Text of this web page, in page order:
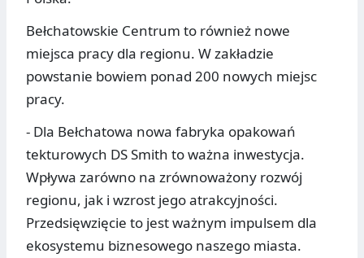
Bełchatowskie Centrum to również nowe
miejsca pracy dla regionu. W zakładzie
powstanie bowiem ponad 200 nowych miejsc
pracy.
- Dla Bełchatowa nowa fabryka opakowań
tekturowych DS Smith to ważna inwestycja.
Wpływa zarówno na zrównoważony rozwój
regionu, jak i wzrost jego atrakcyjności.
Przedsięwzięcie to jest ważnym impulsem dla
ekosystemu biznesowego naszego miasta.